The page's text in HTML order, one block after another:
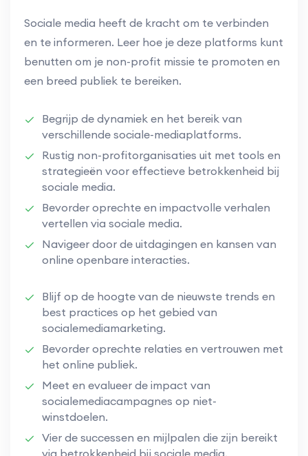
Sociale media heeft de kracht om te verbinden
en te informeren. Leer hoe je deze platforms kunt
benutten om je non-profit missie te promoten en
een breed publiek te bereiken.
Begrijp de dynamiek en het bereik van
verschillende sociale-mediaplatforms.
Rustig non-profitorganisaties uit met tools en
strategieën voor effectieve betrokkenheid bij
sociale media.
Bevorder oprechte en impactvolle verhalen
vertellen via sociale media.
Navigeer door de uitdagingen en kansen van
online openbare interacties.
Blijf op de hoogte van de nieuwste trends en
best practices op het gebied van
socialemediamarketing.
Bevorder oprechte relaties en vertrouwen met
het online publiek.
Meet en evalueer de impact van
socialemediacampagnes op niet-
winstdoelen.
Vier de successen en mijlpalen die zijn bereikt
via betrokkenheid bij sociale media.